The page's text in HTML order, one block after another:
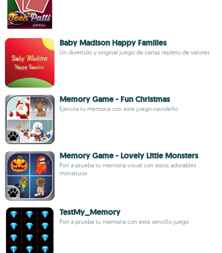
Baby Madison Happy Families
Un divertido y original juego de cartas repleto de valores
Memory Game - Fun Christmas
Ejercita tu memoria con este juego navideño
Memory Game - Lovely Little Monsters
Pon a prueba tu memoria visual con estos adorables
monstruos
TestMy_Memory
Pon a prueba tu memoria con este sencillo juego